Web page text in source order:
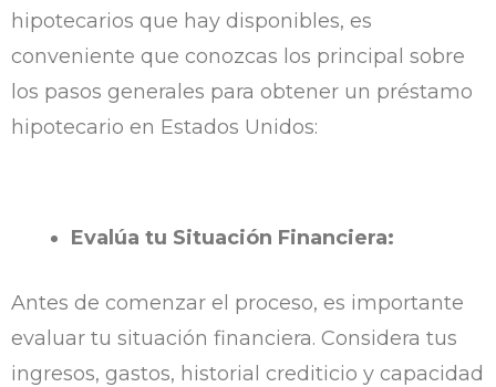
hipotecarios que hay disponibles, es
conveniente que conozcas los principal sobre
los pasos generales para obtener un préstamo
hipotecario en Estados Unidos:
Evalúa tu Situación Financiera:
Antes de comenzar el proceso, es importante
evaluar tu situación financiera. Considera tus
ingresos, gastos, historial crediticio y capacidad